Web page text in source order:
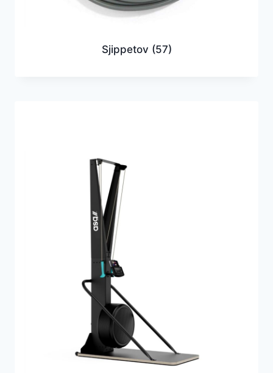
Sjippetov (57)